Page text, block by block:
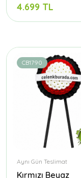
4.699 TL
CB1790
Aynı Gün Teslimat
Kırmızı Beyaz